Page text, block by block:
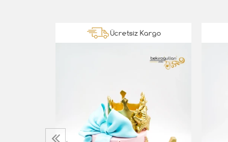
Ücretsiz Kargo